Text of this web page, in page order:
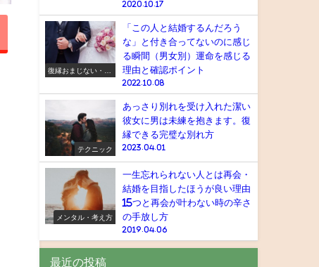
2020.10.17
復縁おまじない・ス
「この人と結婚するんだろう
な」と付き合ってないのに感じ
る瞬間（男女別）運命を感じる
理由と確認ポイント
2022.10.08
テクニック
あっさり別れを受け入れた潔い
彼女に男は未練を抱きます。復
縁できる完璧な別れ方
2023.04.01
メンタル・考え方
一生忘れられない人とは再会・
結婚を目指したほうが良い理由
15つと再会が叶わない時の辛さ
の手放し方
2019.04.06
最近の投稿